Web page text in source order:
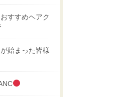
すすめヘアク
始まった皆様